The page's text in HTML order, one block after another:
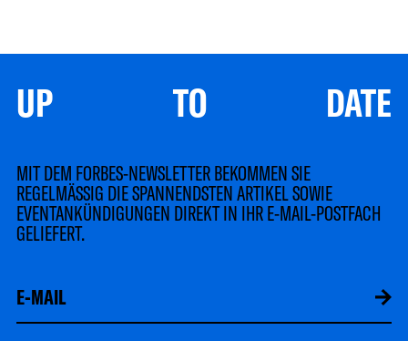
UP TO DATE
MIT DEM FORBES-NEWSLETTER BEKOMMEN SIE
REGELMÄSSIG DIE SPANNENDSTEN ARTIKEL SOWIE
EVENTANKÜNDIGUNGEN DIREKT IN IHR E-MAIL-POSTFACH
GELIEFERT.